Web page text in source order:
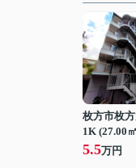
枚方市枚
1K (27.00
5.5万円